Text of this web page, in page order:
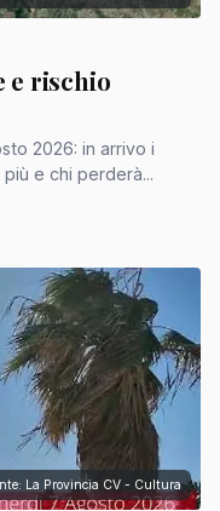
e rischio
2026: in arrivo i
e chi perderà...
La Provincia CV - Cultura